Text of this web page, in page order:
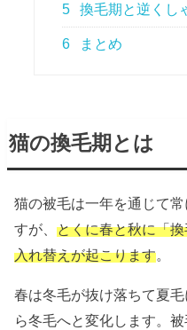
5 換毛期と逆くし
6 まとめ
猫の換毛期とは
猫の被毛は一年を通じて
すが、とくに春と秋に「
入れ替えが起こります。
春は冬毛が抜け落ちて夏
ら冬毛へと変化します。